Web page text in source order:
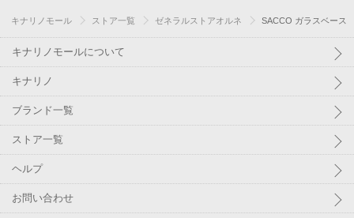
キナリノモール ストア一覧 ゼネラルストアオルネ SACCO ガラスベース
キナリノモールについて
キナリノ
ブランド一覧
ストア一覧
ヘルプ
お問い合わせ